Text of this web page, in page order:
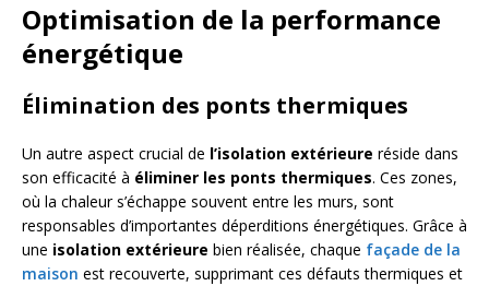
Optimisation de la performance
énergétique
Élimination des ponts thermiques
Un autre aspect crucial de l’isolation extérieure réside dans
son efficacité à éliminer les ponts thermiques. Ces zones,
où la chaleur s’échappe souvent entre les murs, sont
responsables d’importantes déperditions énergétiques. Grâce à
une isolation extérieure bien réalisée, chaque façade de la
maison est recouverte, supprimant ces défauts thermiques et